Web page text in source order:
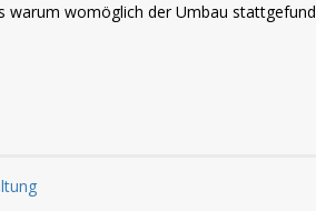
womöglich der Umbau